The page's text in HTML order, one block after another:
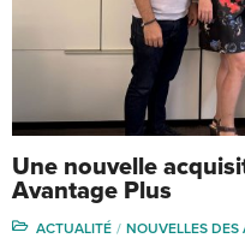
Une nouvelle
Avantage Plus
ACTUALITÉ NOUVELLES DES